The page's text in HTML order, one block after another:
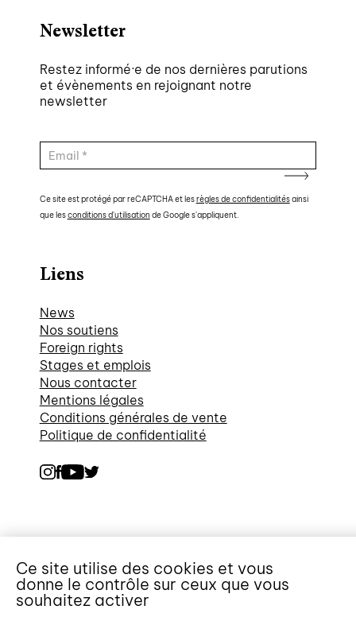
Newsletter
Restez informé·e de nos dernières parutions
et évènements en rejoignant notre
newsletter
Ce site est protégé par reCAPTCHA et lesrègles de confidentialitésainsi
que lesconditions d'utilisation de Google s'appliquent.
Liens
News
Nos soutiens
Foreign rights
Stages et emplois
Nous contacter
Mentions légales
Conditions générales de vente
Politique de confidentialité
Ce site utilise des cookies et vous
donne le contrôle sur ceux que vous
souhaitez activer